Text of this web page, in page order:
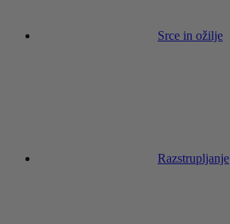
Srce in ožilje
Razstrupljanje